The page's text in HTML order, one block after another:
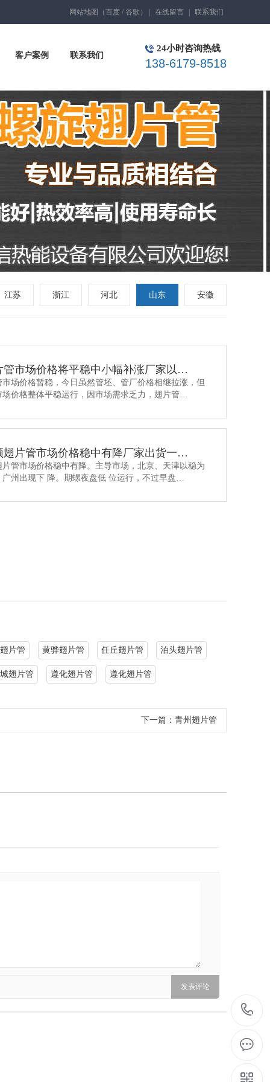
网站地图 （百度 / 谷歌 ） 在线留言 联系我们
客户案例 联系我们
24小时咨询热线
138-6179-8518
江苏 浙江 河北 山东 安徽
管市场价格将平稳中小幅补涨厂家以…
场价格暂稳，今日虽然管坯、管厂价格相继拉涨，但
场价格整体平稳运行，因市场需求乏力，翅片管…
翅片管市场价格稳中有降厂家出货一…
片管市场价格稳中有降。主导市场，北京、天津以稳为
广州出现下 降。期螺夜盘低 位运行，不过早盘…
片管 黄骅翅片管 任丘翅片管 泊头翅片管
翅片管 遵化翅片管 遵化翅片管
下一篇： 青州翅片管